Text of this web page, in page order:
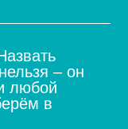
– он
любой
в